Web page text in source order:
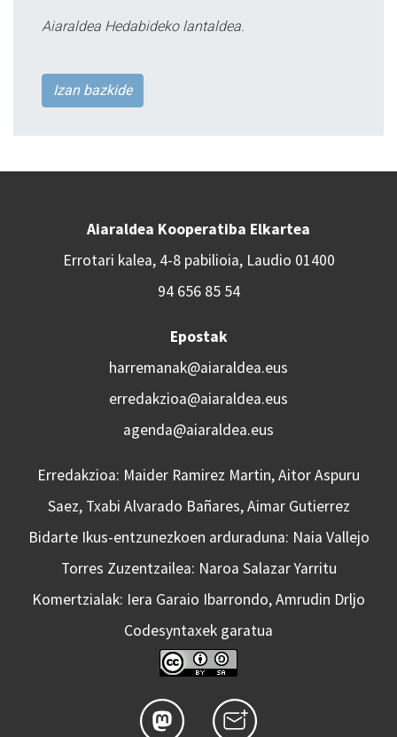
Aiaraldea Hedabideko lantaldea.
Izan bazkide
Aiaraldea Kooperatiba Elkartea
Errotari kalea, 4-8 pabilioia, Laudio 01400
94 656 85 54
Epostak
harremanak@aiaraldea.eus
erredakzioa@aiaraldea.eus
agenda@aiaraldea.eus
Erredakzioa: Maider Ramirez Martin, Aitor Aspuru
Saez, Txabi Alvarado Bañares, Aimar Gutierrez
Bidarte Ikus-entzunezkoen arduraduna: Naia Vallejo
Torres Zuzentzailea: Naroa Salazar Yarritu
Komertzialak: Iera Garaio Ibarrondo, Amrudin Drljo
Codesyntaxek garatua